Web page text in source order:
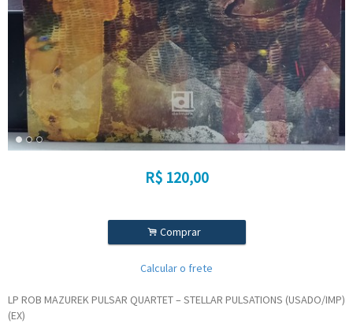
R$ 120,00
. Comprar
Calcular o frete
LP ROB MAZUREK PULSAR QUARTET – STELLAR PULSATIONS (USADO/IMP)
(EX)